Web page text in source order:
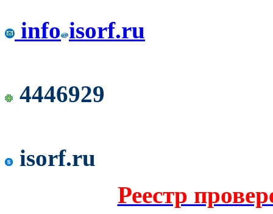
info isorf.ru
4446929
isorf.ru
Реестр